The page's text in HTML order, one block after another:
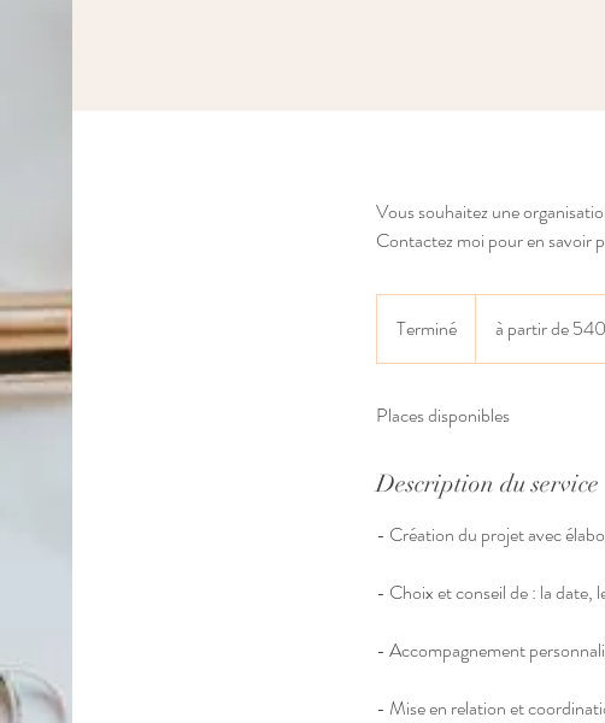
Vous souhaitez une
Contactez moi pour en savoir
Terminé
e
m
n
é
5400€à partir de
Places disponibles
Description du service
- Création du projet avec
- Choix et conseil de : la date,
- Accompagnement
- Mise en relation et